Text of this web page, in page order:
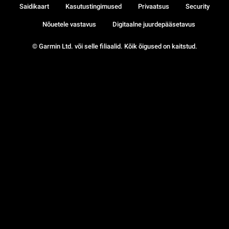
© Garmin Ltd. või selle filiaalid. Kõik õigused on kaitstud.
Saidikaart Kasutustingimused Privaatsus Security
Nõuetele vastavus Digitaalne juurdepääsetavus